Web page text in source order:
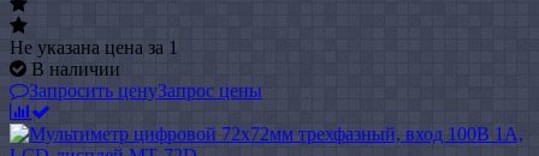
Не указана цена за 1
В наличии
Запросить ценуЗапрос цены